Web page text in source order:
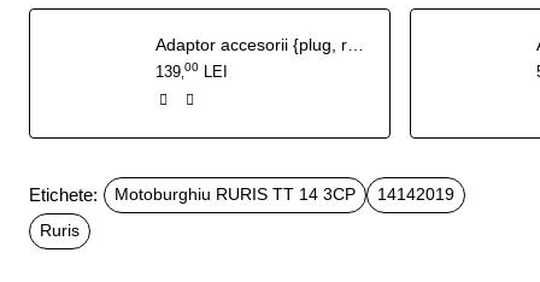
139 00 LEI
Etichete: Motoburghiu RURIS TT 14 3CP
14142019
Ruris